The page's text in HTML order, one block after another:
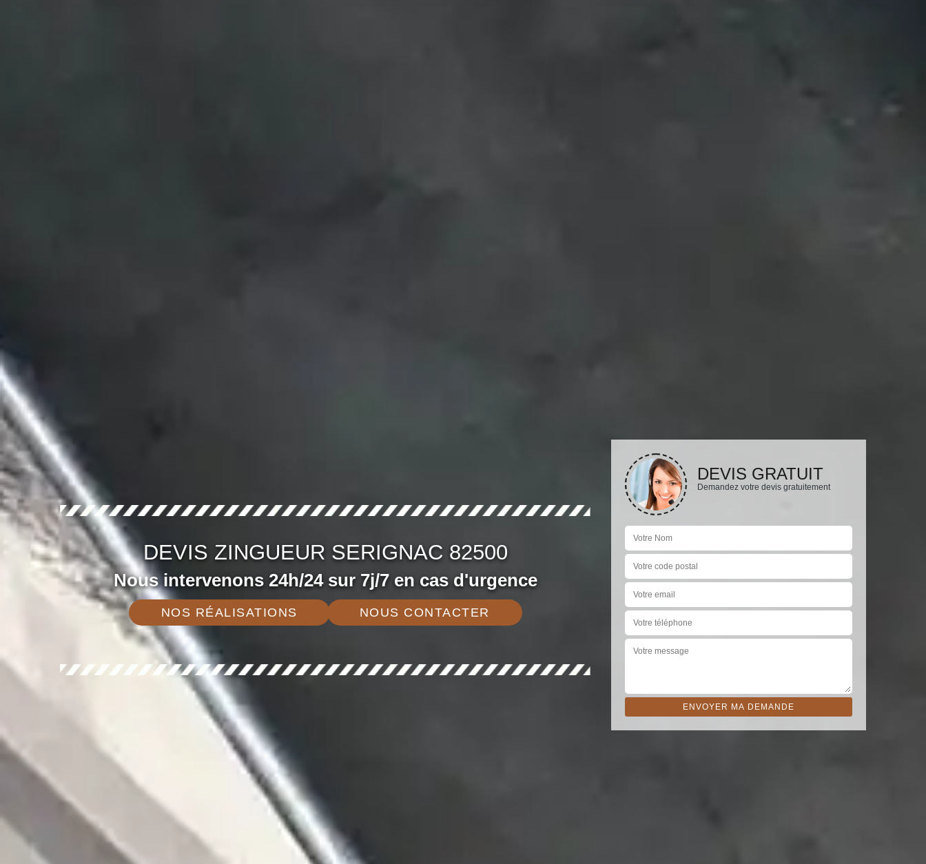
DEVIS ZINGUEUR SERIGNAC 82500
Nous intervenons 24h/24 sur 7j/7 en cas d'urgence
NOS RÉALISATIONS NOUS CONTACTER
DEVIS GRATUIT
Demandez votre devis gratuitement